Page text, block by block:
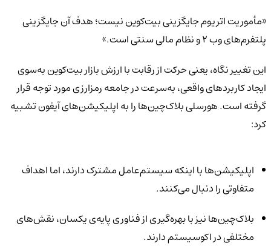
«مأموریت اتریوم جایگزینی بیت‌کوین نیست؛ هدف آن جایگزینی
پلتفرم‌های وب ۲ و نظام مالی سنتی است.»
این تغییر نگاه، یعنی حرکت از رقابت با ارزش بازار بیت‌کوین به‌سوی
ایجاد کاربردهای واقعی، به‌سرعت در جامعه رمزارزی مورد توجه قرار
گرفته است. هورسلی بلاک‌چین‌ها را به اپلیکیشن‌های آیفون تشبیه
کرد:
اپلیکیشن‌ها با اینکه سیستم‌عامل مشترک دارند، اما اهداف
متفاوتی را دنبال می‌کنند.
بلاک‌چین‌ها نیز با بهره‌گیری از فناوری پایه‌ی یکسان، نقش‌های
مختلفی در اکوسیستم دارند.